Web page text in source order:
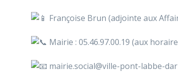
Françoise Brun (adjointe aux
Mairie : 05.46.97.00.19 (aux
mairie.social@ville-pont-labbe-